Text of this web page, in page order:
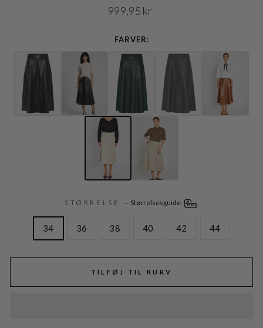
Normalpris
999,95 kr
FARVER:
STØRRELSE — Størrelsesguide
34 36 38 40 42 44
TILFØJ TIL KURV